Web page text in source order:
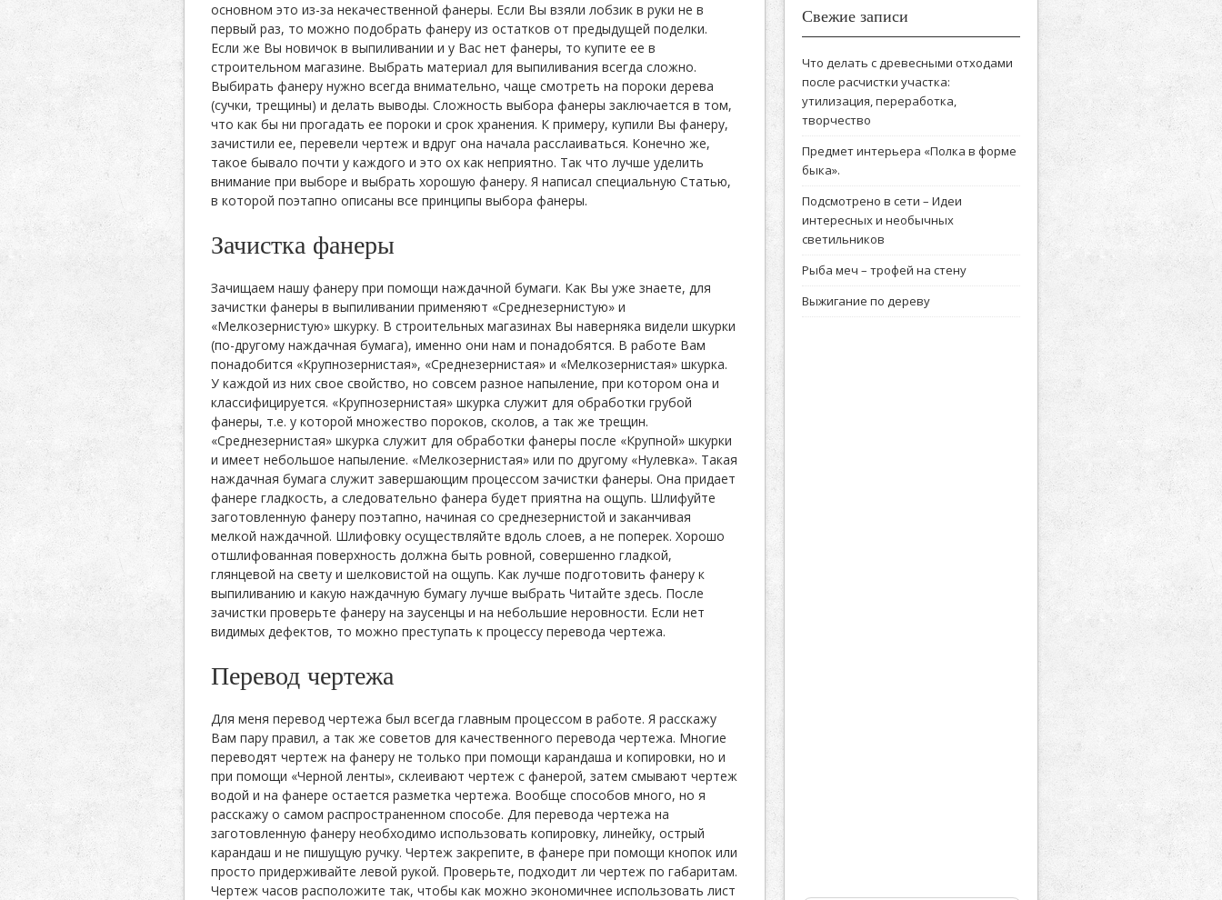
основном это из-за некачественной фанеры. Если Вы взяли лобзик в руки не в
первый раз, то можно подобрать фанеру из остатков от предыдущей поделки.
Если же Вы новичок в выпиливании и у Вас нет фанеры, то купите ее в
строительном магазине. Выбрать материал для выпиливания всегда сложно.
Выбирать фанеру нужно всегда внимательно, чаще смотреть на пороки дерева
(сучки, трещины) и делать выводы. Сложность выбора фанеры заключается в том,
что как бы ни прогадать ее пороки и срок хранения. К примеру, купили Вы фанеру,
зачистили ее, перевели чертеж и вдруг она начала расслаиваться. Конечно же,
такое бывало почти у каждого и это ох как неприятно. Так что лучше уделить
внимание при выборе и выбрать хорошую фанеру. Я написал специальную Статью,
в которой поэтапно описаны все принципы выбора фанеры.
Зачистка фанеры
Зачищаем нашу фанеру при помощи наждачной бумаги. Как Вы уже знаете, для
зачистки фанеры в выпиливании применяют «Среднезернистую» и
«Мелкозернистую» шкурку. В строительных магазинах Вы наверняка видели шкурки
(по-другому наждачная бумага), именно они нам и понадобятся. В работе Вам
понадобится «Крупнозернистая», «Среднезернистая» и «Мелкозернистая» шкурка.
У каждой из них свое свойство, но совсем разное напыление, при котором она и
классифицируется. «Крупнозернистая» шкурка служит для обработки грубой
фанеры, т.е. у которой множество пороков, сколов, а так же трещин.
«Среднезернистая» шкурка служит для обработки фанеры после «Крупной» шкурки
и имеет небольшое напыление. «Мелкозернистая» или по другому «Нулевка». Такая
наждачная бумага служит завершающим процессом зачистки фанеры. Она придает
фанере гладкость, а следовательно фанера будет приятна на ощупь. Шлифуйте
заготовленную фанеру поэтапно, начиная со среднезернистой и заканчивая
мелкой наждачной. Шлифовку осуществляйте вдоль слоев, а не поперек. Хорошо
отшлифованная поверхность должна быть ровной, совершенно гладкой,
глянцевой на свету и шелковистой на ощупь. Как лучше подготовить фанеру к
выпиливанию и какую наждачную бумагу лучше выбрать Читайте здесь. После
зачистки проверьте фанеру на заусенцы и на небольшие неровности. Если нет
видимых дефектов, то можно преступать к процессу перевода чертежа.
Перевод чертежа
Для меня перевод чертежа был всегда главным процессом в работе. Я расскажу
Вам пару правил, а так же советов для качественного перевода чертежа. Многие
переводят чертеж на фанеру не только при помощи карандаша и копировки, но и
при помощи «Черной ленты», склеивают чертеж с фанерой, затем смывают чертеж
водой и на фанере остается разметка чертежа. Вообще способов много, но я
расскажу о самом распространенном способе. Для перевода чертежа на
заготовленную фанеру необходимо использовать копировку, линейку, острый
карандаш и не пишущую ручку. Чертеж закрепите, в фанере при помощи кнопок или
просто придерживайте левой рукой. Проверьте, подходит ли чертеж по габаритам.
Чертеж часов расположите так, чтобы как можно экономичнее использовать лист
Свежие записи
Что делать с древесными отходами
после расчистки участка:
утилизация, переработка,
творчество
Предмет интерьера «Полка в форме
быка».
Подсмотрено в сети – Идеи
интересных и необычных
светильников
Рыба меч – трофей на стену
Выжигание по дереву